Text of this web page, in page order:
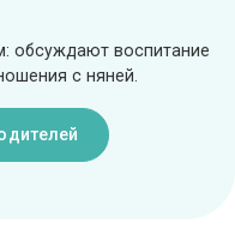
обсуждают воспитание
с няней.